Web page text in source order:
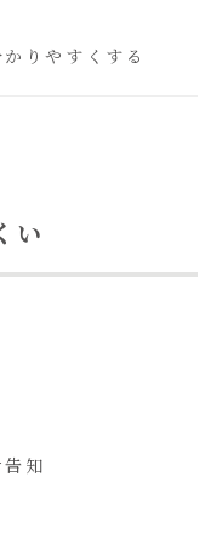
りやすくする
い
知